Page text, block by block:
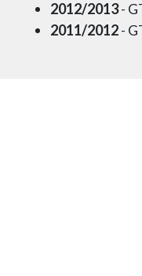
2012/2013-
2011/2012-